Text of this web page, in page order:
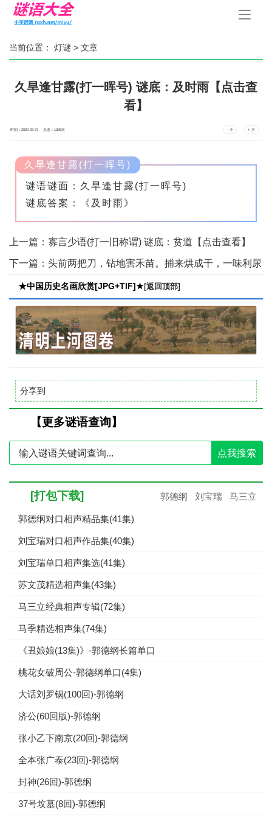
手
当前位置： 灯谜 > 文章
久旱逢甘露(打一晖号) 谜底：及时雨【点击查
看】
时间：2020-03-27 点击：1396次 - 小 + 大
久旱逢甘露(打一晖号)
谜语谜面：久旱逢甘露(打一晖号)
谜底答案：《及时雨》
上一篇： 寡言少语(打一旧称谓) 谜底：贫道【点击查看】
下一篇： 头前两把刀，钻地害禾苗。捕来烘成干，一味利尿
药(打一中药名) 谜底：蝼蛄【点击查看】
★中国历史名画欣赏[JPG+TIF]★[返回顶部]
分享到
【更多谜语查询】
点我搜索
[打包下载] 郭德纲 刘宝瑞 马三立
郭德纲对口相声精品集(41集)
刘宝瑞对口相声作品集(40集)
刘宝瑞单口相声集选(41集)
苏文茂精选相声集(43集)
马三立经典相声专辑(72集)
马季精选相声集(74集)
《丑娘娘(13集)》-郭德纲长篇单口
桃花女破周公-郭德纲单口(4集)
大话刘罗锅(100回)-郭德纲
济公(60回版)-郭德纲
张小乙下南京(20回)-郭德纲
全本张广泰(23回)-郭德纲
封神(26回)-郭德纲
37号坟墓(8回)-郭德纲